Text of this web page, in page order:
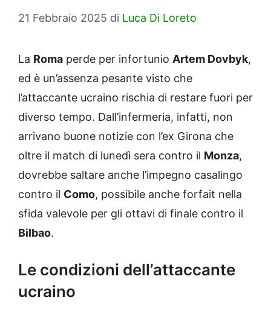
21 Febbraio 2025 di Luca Di Loreto
La Roma perde per infortunio Artem Dovbyk,
ed è un’assenza pesante visto che
l’attaccante ucraino rischia di restare fuori per
diverso tempo. Dall’infermeria, infatti, non
arrivano buone notizie con l’ex Girona che
oltre il match di lunedì sera contro il Monza,
dovrebbe saltare anche l’impegno casalingo
contro il Como, possibile anche forfait nella
sfida valevole per gli ottavi di finale contro il
Bilbao.
Le condizioni dell’attaccante
ucraino